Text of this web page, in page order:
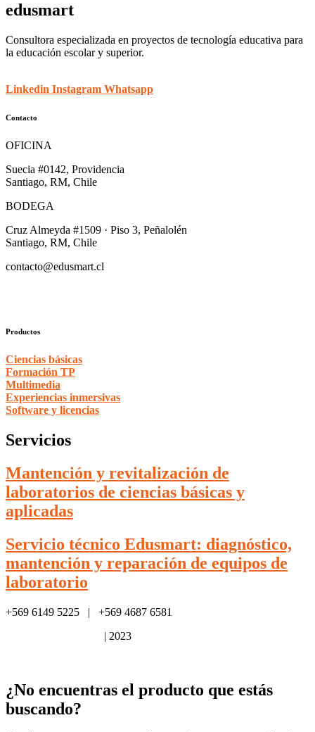
edusmart
Consultora especializada en proyectos de tecnología educativa para
la educación escolar y superior.
Linkedin Instagram Whatsapp
Contacto
OFICINA
Suecia #0142, Providencia
Santiago, RM, Chile
BODEGA
Cruz Almeyda #1509 · Piso 3, Peñalolén
Santiago, RM, Chile
contacto@edusmart.cl
Productos
Ciencias básicas
Formación TP
Multimedia
Experiencias inmersivas
Software y licencias
Servicios
Mantención y revitalización de
laboratorios de ciencias básicas y
aplicadas
Servicio técnico Edusmart: diagnóstico,
mantención y reparación de equipos de
laboratorio
+569 6149 5225 | +569 4687 6581
| 2023
¿No encuentras el producto que estás
buscando?